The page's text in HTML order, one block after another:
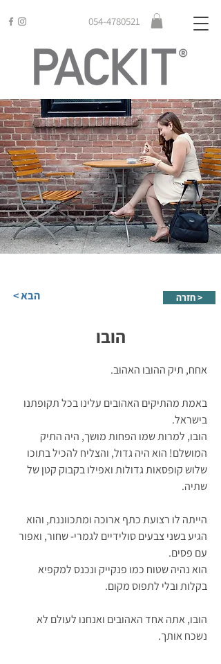
054-4780521
< הבא חזרה >
הובו
אחח, תיק ההובו האהוב.
באמת מהתיקים האהובים עלינו בכל תקופתנו
בישראל.
הובו, למרות שמו הפחות מושך, היה התיק
המושלם! הוא היה גדול, והצליח להכיל בתוכו
שלוש קופסאות גדולות ואפילו בקבוק קטן של
שתיה.
הייתה לו רצועת כתף ארוכה ומתכווננת, והוא
הגיע בשני צבעים סולידיים לגמרי- שחור, ואפור
עם פסים.
הוא נהיה שטוח כמו פנקייק ונכנס למקפיא
בקלות ובלי לתפוס מקום.
הובו, אתה אחד האהובים ואנחנו לעולם לא
נשכח אותך.